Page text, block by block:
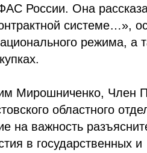
России. Она
системе…»,
режима, а
Мирошниченко, Член
областного
на важность
в государственных и